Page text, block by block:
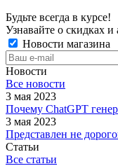
Будьте всегда в курсе!
Узнавайте о скидках
Новости магазина
Новости
Все новости
3 мая 2023
Почему ChatGPT
3 мая 2023
Представлен не
Статьи
Все статьи